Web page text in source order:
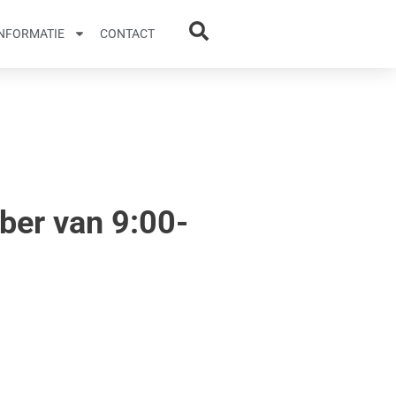
CONTACT
van 9:00-